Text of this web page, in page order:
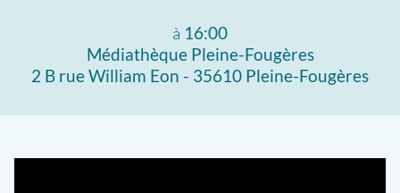
à 16:00
Médiathèque Pleine-Fougères
2 B rue William Eon - 35610 Pleine-Fougères